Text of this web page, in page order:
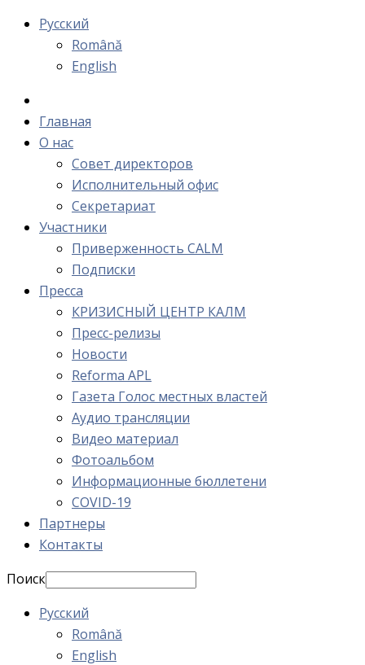
Русский
Română
English
Главная
О нас
Cовет директоров
Исполнительный офис
Cекретариат
Участники
Приверженность CALM
Подписки
Пресса
КРИЗИСНЫЙ ЦЕНТР КАЛМ
Пресс-релизы
Новости
Reforma APL
Газета Голос местных властей
Аудио трансляции
Видео материал
Фотоальбом
Информационные бюллетени
COVID-19
Партнеры
Контакты
Поиск
Русский
Română
English